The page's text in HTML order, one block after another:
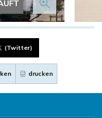
(Twitter)
drucken